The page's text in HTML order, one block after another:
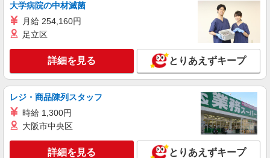
大学病院の中材滅菌
月給 254,160円
足立区
詳細を見る とりあえずキープ
レジ・商品陳列スタッフ
時給 1,300円
大阪市中央区
詳細を見る とりあえずキープ